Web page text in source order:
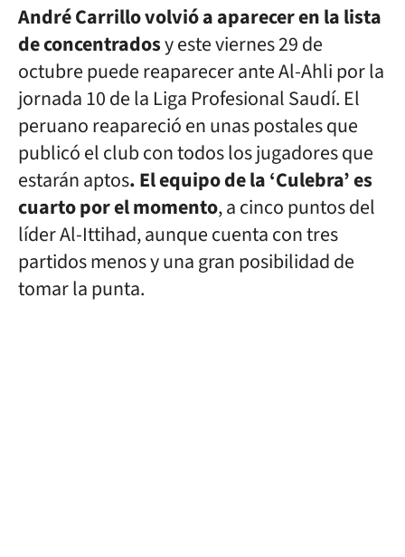
André Carrillo volvió a aparecer en la lista
de concentradosy este viernes 29 de
octubre puede reaparecer ante Al-Ahli por la
jornada 10 de la Liga Profesional Saudí. El
peruano reapareció en unas postales que
publicó el club con todos los jugadores que
estarán aptos. El equipo de la ‘Culebra’ es
cuarto por el momento, a cinco puntos del
líder Al-Ittihad, aunque cuenta con tres
partidos menos y una gran posibilidad de
tomar la punta.